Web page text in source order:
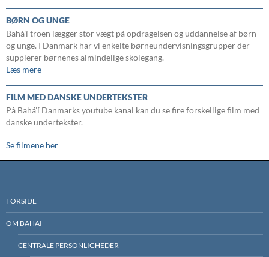
BØRN OG UNGE
Bahá’í troen lægger stor vægt på opdragelsen og uddannelse af børn
og unge. I Danmark har vi enkelte børneundervisningsgrupper der
supplerer børnenes almindelige skolegang.
Læs mere
FILM MED DANSKE UNDERTEKSTER
På Bahá’í Danmarks youtube kanal kan du se fire forskellige film med
danske undertekster.
Se filmene her
FORSIDE
OM BAHAI
CENTRALE PERSONLIGHEDER